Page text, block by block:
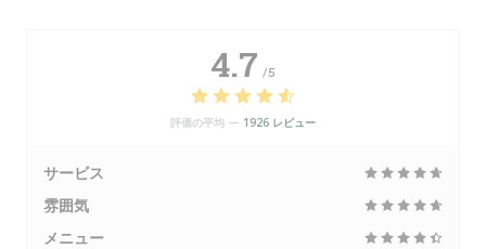
4.7 /5
評価の平均 — 1926 レビュー
サービス
雰囲気
メニュー